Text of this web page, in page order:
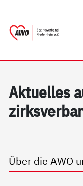
Ak­tu­el­les
Über die AWO